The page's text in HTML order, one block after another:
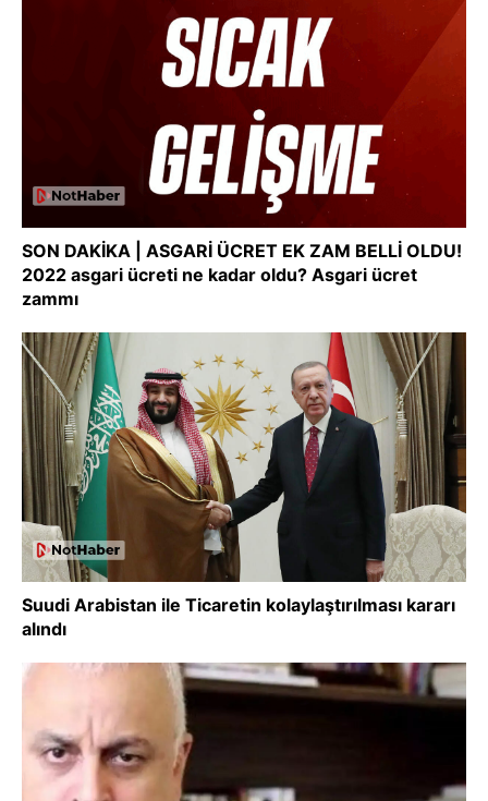
SON DAKİKA | ASGARİ ÜCRET EK ZAM BELLİ OLDU!
2022 asgari ücreti ne kadar oldu? Asgari ücret
zammı
Suudi Arabistan ile Ticaretin kolaylaştırılması kararı
alındı